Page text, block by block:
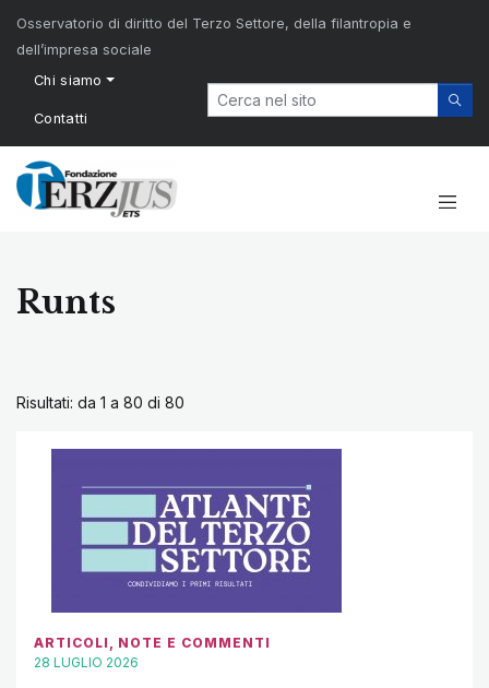
Osservatorio di diritto del Terzo Settore, della filantropia e
dell’impresa sociale
Chi siamo
Contatti
Runts
Risultati: da 1 a 80 di 80
ARTICOLI , NOTE E COMMENTI
28 LUGLIO 2026